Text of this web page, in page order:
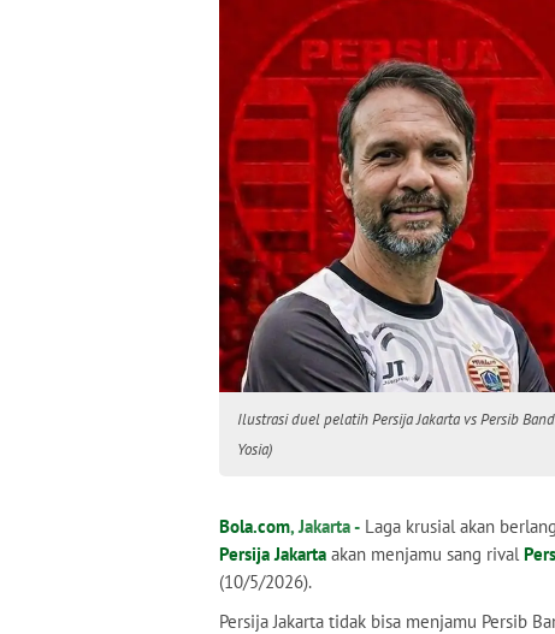
Ilustrasi duel pelatih Persija Jakarta vs Persib
Yosia)
Bola.com, Jakarta - Laga krusial akan
Persija Jakarta akan menjamu sang rival
(10/5/2026).
Persija Jakarta tidak bisa menjamu Persib